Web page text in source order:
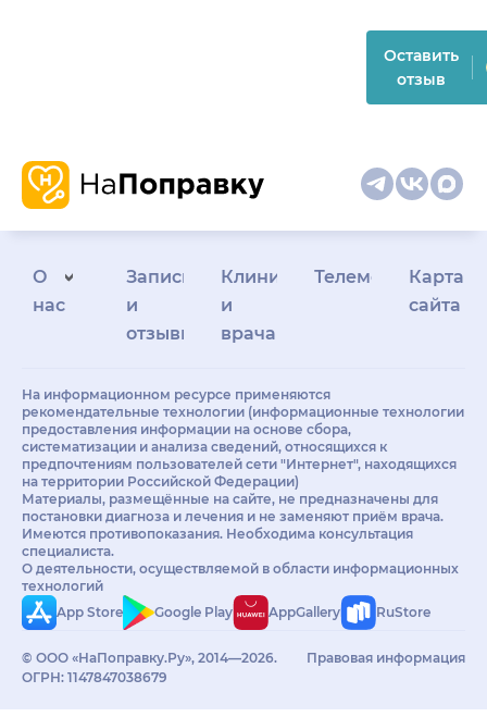
Оставить
отзыв
О
нас
Запись
и
отзывы
Клиникам
и
врачам
Телемедицина
Карта
сайта
На информационном ресурсе применяются
рекомендательные технологии (информационные технологии
предоставления информации на основе сбора,
систематизации и анализа сведений, относящихся к
предпочтениям пользователей сети "Интернет", находящихся
на территории Российской Федерации)
Материалы, размещённые на сайте, не предназначены для
постановки диагноза и лечения и не заменяют приём врача.
Имеются противопоказания. Необходима консультация
специалиста.
О деятельности, осуществляемой в области информационных
технологий
App Store
Google Play AppGallery RuStore
© ООО «НаПоправку.Ру», 2014—2026.
ОГРН: 1147847038679
Правовая информация